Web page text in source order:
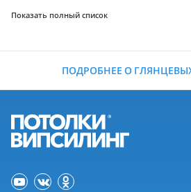
Показать полный список
ПОДРОБНЕЕ О